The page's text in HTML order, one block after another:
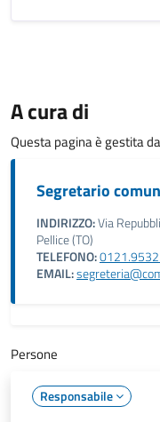
A cura di
Questa pagina è gestita
Segretario
INDIRIZZO:Via
Pellice (TO)
TELEFONO:
EMAIL:
Persone
Responsabile